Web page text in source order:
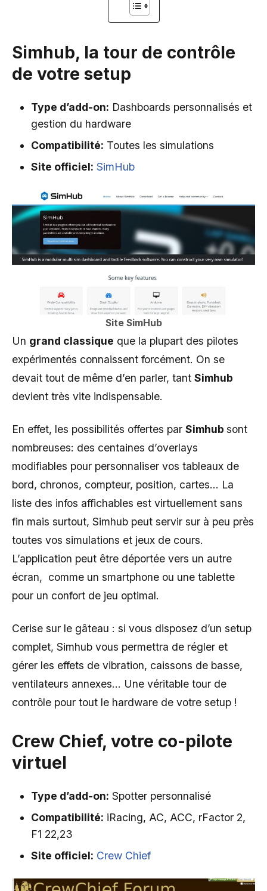
Simhub, la tour de contrôle
de votre setup
Type d’add-on: Dashboards personnalisés et
gestion du hardware
Compatibilité: Toutes les simulations
Site officiel: SimHub
Site SimHub
Un grand classique que la plupart des pilotes
expérimentés connaissent forcément. On se
devait tout de même d’en parler, tant Simhub
devient très vite indispensable.
En effet, les possibilités offertes par Simhub sont
nombreuses: des centaines d’overlays
modifiables pour personnaliser vos tableaux de
bord, chronos, compteur, position, cartes… La
liste des infos affichables est virtuellement sans
fin mais surtout, Simhub peut servir sur à peu près
toutes vos simulations et jeux de cours.
L’application peut être déportée vers un autre
écran, comme un smartphone ou une tablette
pour un confort de jeu optimal.
Cerise sur le gâteau : si vous disposez d’un setup
complet, Simhub vous permettra de régler et
gérer les effets de vibration, caissons de basse,
ventilateurs annexes… Une véritable tour de
contrôle pour tout le hardware de votre setup !
Crew Chief, votre co-pilote
virtuel
Type d’add-on: Spotter personnalisé
Compatibilité: iRacing, AC, ACC, rFactor 2,
F1 22,23
Site officiel: Crew Chief